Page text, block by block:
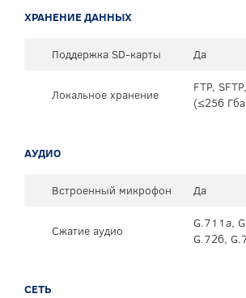
ХРАНЕНИЕ ДАННЫХ
Поддержка SD-карты Да
Локальное хранение
FTP,
(≤256
АУДИО
Встроенный микрофон Да
Сжатие аудио
G.711a,
G.726,
СЕТЬ